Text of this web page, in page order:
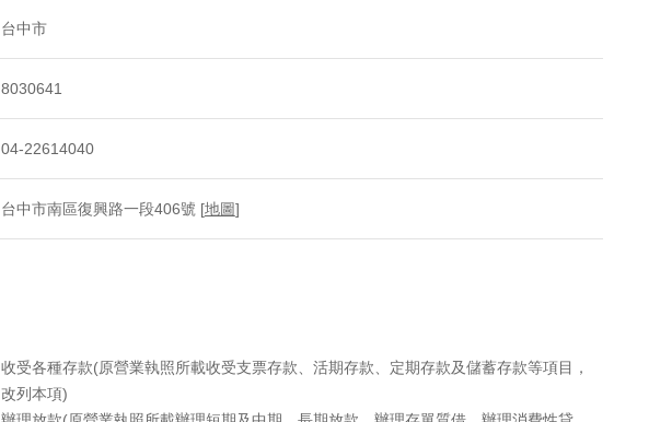
台中市
8030641
04-22614040
台中市南區復興路一段406號 [地圖]
收受各種存款(原營業執照所載收受支票存款、活期存款、定期存款及儲蓄存款等項目，
改列本項)